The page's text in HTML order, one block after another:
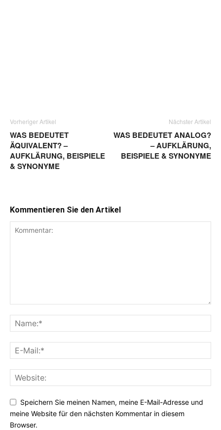
Vorheriger Artikel
WAS BEDEUTET
ÄQUIVALENT? –
AUFKLÄRUNG, BEISPIELE
& SYNONYME
Nächster Artikel
WAS BEDEUTET ANALOG?
– AUFKLÄRUNG,
BEISPIELE & SYNONYME
Kommentieren Sie den Artikel
Speichern Sie meinen Namen, meine E-Mail-Adresse und
meine Website für den nächsten Kommentar in diesem
Browser.